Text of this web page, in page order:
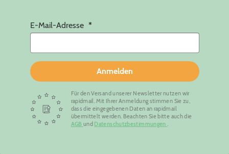
E-Mail-Adresse
Anmelden
Für den Versand unserer Newsletter nutzen wir
rapidmail. Mit Ihrer Anmeldung stimmen Sie zu,
dass die eingegebenen Daten an rapidmail
übermittelt werden. Beachten Sie bitte auch die
AGB und Datenschutzbestimmungen.